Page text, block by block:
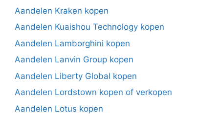
Aandelen Kraken kopen
Aandelen Kuaishou Technology kopen
Aandelen Lamborghini kopen
Aandelen Lanvin Group kopen
Aandelen Liberty Global kopen
Aandelen Lordstown kopen of verkopen
Aandelen Lotus kopen